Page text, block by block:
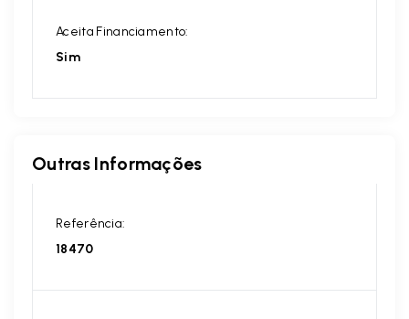
Aceita Financiamento:
Sim
Outras Informações
Referência:
18470